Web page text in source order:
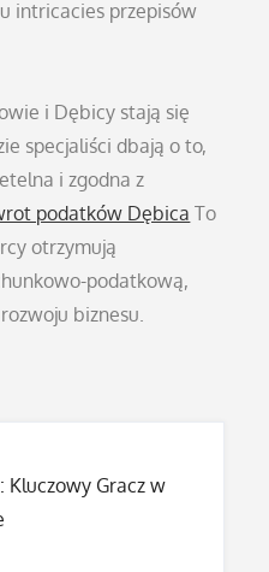
intricacies przepisów
i Dębicy stają się
specjaliści dbają o to,
i zgodna z
podatków Dębica To
otrzymują
podatkową,
biznesu.
Kluczowy Gracz w